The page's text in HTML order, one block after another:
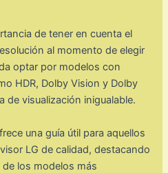
de tener en cuenta el
al momento de elegir
optar por modelos con
HDR, Dolby Vision y Dolby
de visualización inigualable.
una guía útil para aquellos
LG de calidad, destacando
los modelos más